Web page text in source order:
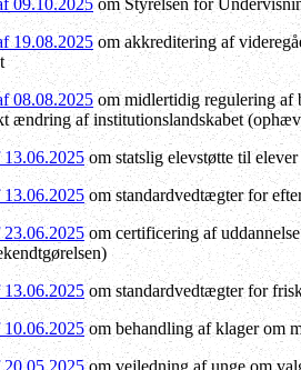
19.08.2025om akkreditering af
08.08.2025 om midlertidig regulering af
ændring af institutionslandskabet
om statslig elevstøtte til
om standardvedtægter for
om certificering af
om standardvedtægter for
om behandling af klager om
om vejledning af unge om